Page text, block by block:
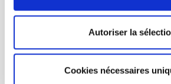
Autoriser la
Cookies nécessaires
FOREIGN RIGHTS
FOR BOOKSHOPS